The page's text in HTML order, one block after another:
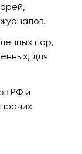
пар,
для
РФ и